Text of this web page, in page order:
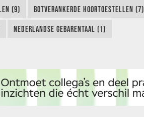
(9) BOTVERANKERDE HOORTOESTELLEN (7)
NEDERLANDSE GEBARENTAAL (1)